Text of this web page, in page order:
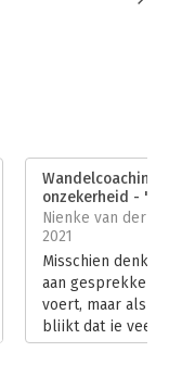
Wandelcoaching
onzekerheid -
Nienke van der
2021
Misschien denk
aan gesprekken
voert, maar als
blijkt dat je veel
wandelingen kan